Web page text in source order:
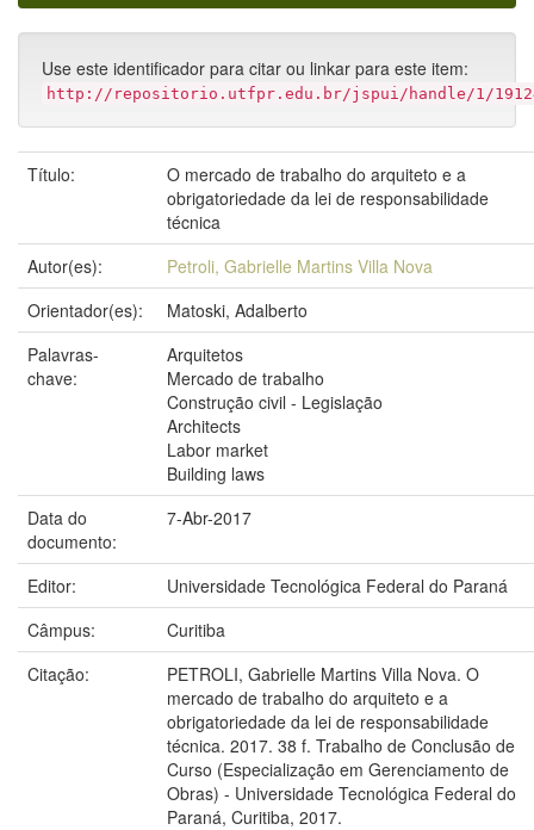
Use este identificador para citar ou linkar para este item:
http://repositorio.utfpr.edu.br/jspui/handle/1/
Título:
O mercado de trabalho do arquiteto e a
obrigatoriedade da lei de responsabilidade
técnica
Autor(es):
Petroli, Gabrielle Martins Villa Nova
Orientador(es):
Matoski, Adalberto
Palavras-
chave:
Arquitetos
Mercado de trabalho
Construção civil - Legislação
Architects
Labor market
Building laws
Data do
documento:
7-Abr-2017
Editor:
Universidade Tecnológica Federal do Paraná
Câmpus:
Curitiba
Citação:
PETROLI, Gabrielle Martins Villa Nova. O
mercado de trabalho do arquiteto e a
obrigatoriedade da lei de responsabilidade
técnica. 2017. 38 f. Trabalho de Conclusão de
Curso (Especialização em Gerenciamento de
Obras) - Universidade Tecnológica Federal do
Paraná, Curitiba, 2017.